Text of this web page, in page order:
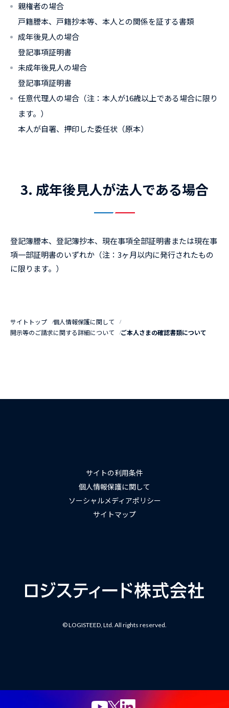
親権者の場合
戸籍謄本、戸籍抄本等、本人との関係を証する書類
成年後見人の場合
登記事項証明書
未成年後見人の場合
登記事項証明書
任意代理人の場合（注：本人が16歳以上である場合に限り
ます。）
本人が自署、押印した委任状（原本）
3. 成年後見人が法人である場合
登記簿謄本、登記簿抄本、現在事項全部証明書または現在事
項一部証明書のいずれか（注：3ヶ月以内に発行されたもの
に限ります。）
サイトトップ
個人情報保護に関して
開示等のご請求に関する詳細について
ご本人さまの確認書類について
サイトの利用条件
個人情報保護に関して
ソーシャルメディアポリシー
サイトマップ
© LOGISTEED, Ltd. All rights reserved.